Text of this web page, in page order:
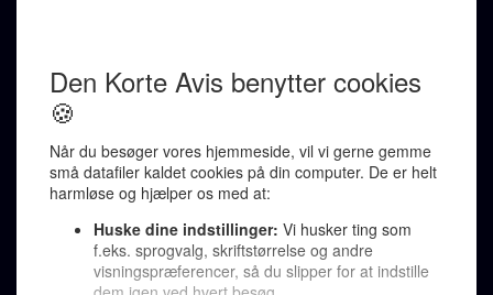
Karen Jespersen
Redaktionen kontaktes via mail til
redaktion@denkorteavis.dk
Telefonsvarer 20 30 10 96
Von Ostensgade 22, 2791 Dragør
LINKS
Tidligere aviser >